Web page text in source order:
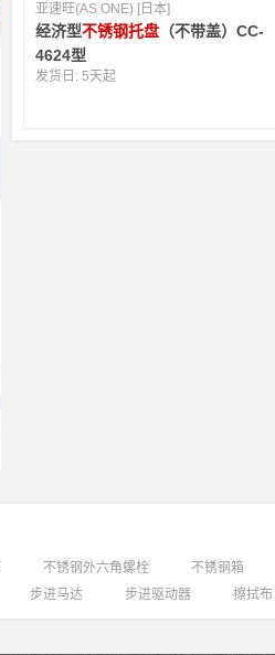
亚速旺(AS ONE) [日本]
经济型不锈钢托盘 （不带盖）CC-
4624型
发货日:5天起
不锈钢外六角螺栓
不锈钢箱
步进马达 步进驱动器 擦拭布